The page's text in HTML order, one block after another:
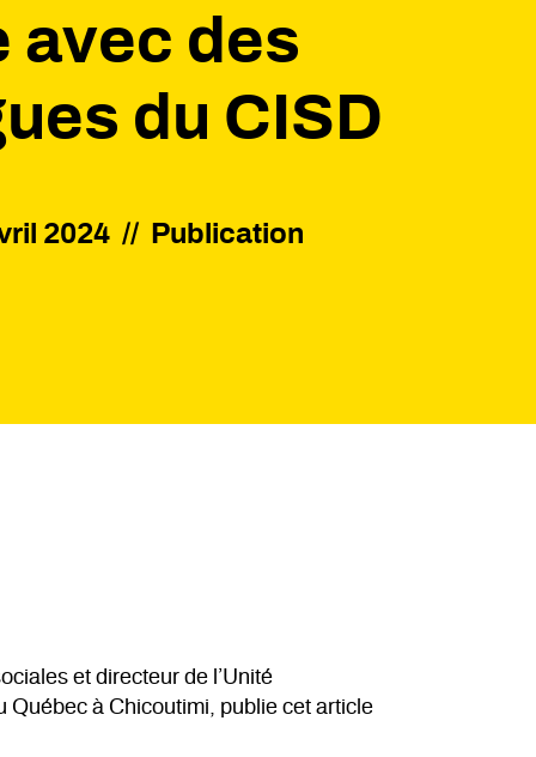
avec des
du CISD
2024 // Publication
et directeur de l’Unité
Québec à Chicoutimi, publie cet article